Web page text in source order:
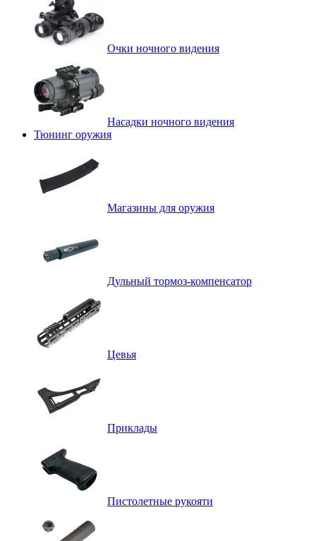
Очки ночного видения
Насадки ночного видения
Тюнинг оружия
Магазины для оружия
Дульный тормоз-компенсатор
Цевья
Приклады
Пистолетные рукояти